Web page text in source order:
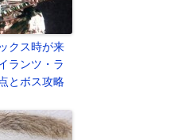
クス時が来
ランツ・ラ
とボス攻略